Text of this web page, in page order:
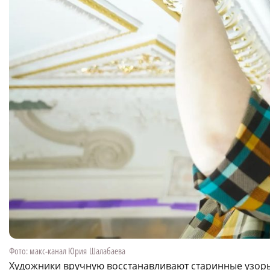
Фото: макс-канал Юрия Шалабаева
Художники вручную восстанавливают старинные